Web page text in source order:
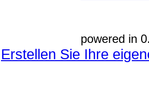
powered in
Erstellen Sie Ihre